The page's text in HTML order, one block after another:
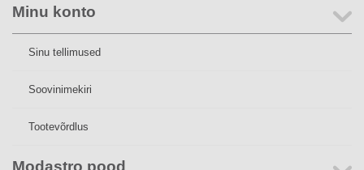
Minu konto
Sinu tellimused
Soovinimekiri
Tootevõrdlus
Modastro pood